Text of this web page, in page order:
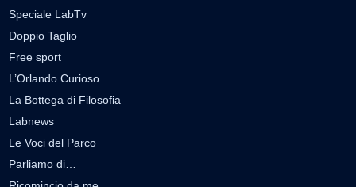
Speciale LabTv
Doppio Taglio
Free sport
L’Orlando Curioso
La Bottega di Filosofia
Labnews
Le Voci del Parco
Parliamo di…